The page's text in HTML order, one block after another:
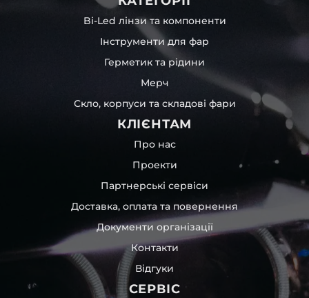
Bi-Led лінзи та компоненти
Інструменти для фар
Герметик та рідини
Мерч
Скло, корпуси та складові фари
КЛІЄНТАМ
Про нас
Проекти
Партнерські сервіси
Доставка, оплата та повернення
Документи організації
Контакти
Відгуки
СЕРВІС